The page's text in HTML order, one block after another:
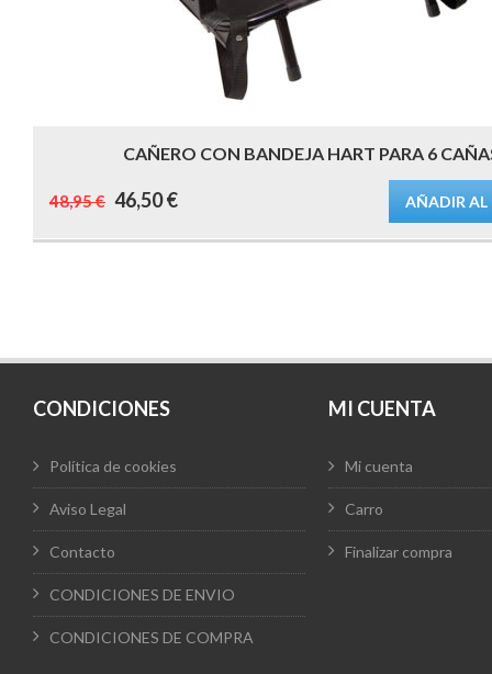
CAÑERO CON BANDEJA HART PARA 6
48,95€ El
precio
48,95 €.
46,50€El
precio
46,50 €.
AÑADIR AL
CONDICIONES
Política de cookies
Aviso Legal
Contacto
CONDICIONES DE ENVIO
CONDICIONES DE COMPRA
MI CUENTA
Mi cuenta
Carro
Finalizar compra